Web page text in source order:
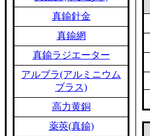
真鍮針金
真鍮網
真鍮ラジエーター
アルブラ(アルミニウム
ブラス)
高力黄銅
薬莢(真鍮)